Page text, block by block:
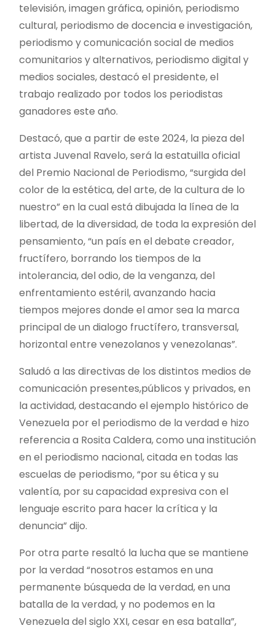
televisión, imagen gráfica, opinión, periodismo
cultural, periodismo de docencia e investigación,
periodismo y comunicación social de medios
comunitarios y alternativos, periodismo digital y
medios sociales, destacó el presidente, el
trabajo realizado por todos los periodistas
ganadores este año.
Destacó, que a partir de este 2024, la pieza del
artista Juvenal Ravelo, será la estatuilla oficial
del Premio Nacional de Periodismo, “surgida del
color de la estética, del arte, de la cultura de lo
nuestro” en la cual está dibujada la línea de la
libertad, de la diversidad, de toda la expresión del
pensamiento, “un país en el debate creador,
fructífero, borrando los tiempos de la
intolerancia, del odio, de la venganza, del
enfrentamiento estéril, avanzando hacia
tiempos mejores donde el amor sea la marca
principal de un dialogo fructífero, transversal,
horizontal entre venezolanos y venezolanas”.
Saludó a las directivas de los distintos medios de
comunicación presentes,públicos y privados, en
la actividad, destacando el ejemplo histórico de
Venezuela por el periodismo de la verdad e hizo
referencia a Rosita Caldera, como una institución
en el periodismo nacional, citada en todas las
escuelas de periodismo, “por su ética y su
valentía, por su capacidad expresiva con el
lenguaje escrito para hacer la crítica y la
denuncia” dijo.
Por otra parte resaltó la lucha que se mantiene
por la verdad “nosotros estamos en una
permanente búsqueda de la verdad, en una
batalla de la verdad, y no podemos en la
Venezuela del siglo XXI, cesar en esa batalla”,